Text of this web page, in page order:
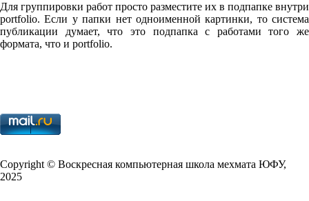
Для группировки работ просто разместите их в подпапке внутри
port­fo­lio. Если у папки нет одноименной картинки, то система
публикации думает, что это подпапка с работами того же
формата, что и port­fo­lio.
Copy­right © Воскресная компьютерная школа мехмата ЮФУ,
2025